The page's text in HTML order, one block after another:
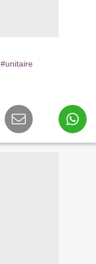
#unitaire